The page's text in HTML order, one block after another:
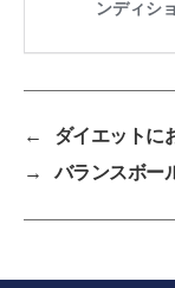
←
ダイエットに
→
バランスボー